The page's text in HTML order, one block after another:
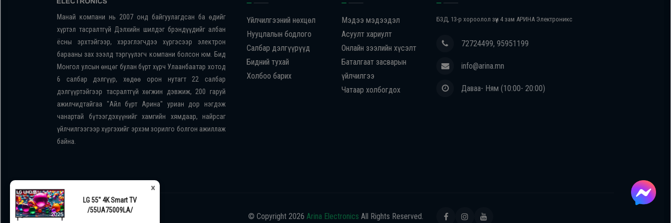
Манай компани нь 2007 онд байгуулагдсан ба өдийг
хүртэл тасралтгүй Дэлхийн шилдэг брэндүүдийг албан
ёсны эрхтэйгээр, хэрэглэгчдээ хүргэсээр электрон
барааны зах зээлд тэргүүлэгч компани болсон юм. Бид
Монгол улсын өнцөг булан бүрт хүрч Улаанбаатар хотод
6 салбар дэлгүүр, хөдөө орон нутагт 22 салбар
дэлгүүртэйгээр тасралтгүй хөгжин дэвжиж, 200 гаруй
ажилчидтайгаа "Айл бүрт Арина" уриан дор нэгдэж
чанартай бүтээгдэхүүнийг хамгийн хямдаар, найрсаг
үйлчилгээгээр хүргэхийг эрхэм зорилго болгон ажиллаж
байна.
Үйлчилгээний нөхцөл
Нууцлалын бодлого
Салбар дэлгүүрүүд
Бидний тухай
Холбоо барих
Мэдээ мэдээдэл
Асуулт хариулт
Онлайн зээлийн хүсэлт
Баталгаат засварын
үйлчилгээ
Чатаар холбогдох
БЗД, 13-р хороолол зүүн 4 зам АРИНА Электроникс
72724499, 95951199
info@arina.mn
Даваа- Ням (10:00- 20:00)
© Copyright 2026 Arina Electronics All Rights Reserved.
LG 55'' 4K Smart TV
/55UA75009LA/
×